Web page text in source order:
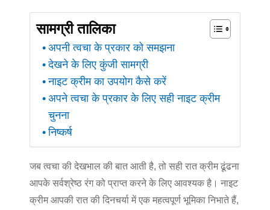
सामग्री तालिका
अपनी त्वचा के प्रकार को समझना
देखने के लिए कुंजी सामग्री
नाइट क्रीम का उपयोग कैसे करें
अपने त्वचा के प्रकार के लिए सही नाइट क्रीम
चुनना
निष्कर्ष
जब त्वचा की देखभाल की बात आती है, तो सही रात क्रीम ढूंढना
आपके सर्वश्रेष्ठ रंग को प्राप्त करने के लिए आवश्यक है। नाइट
क्रीम आपकी रात की दिनचर्या में एक महत्वपूर्ण भूमिका निभाते हैं,